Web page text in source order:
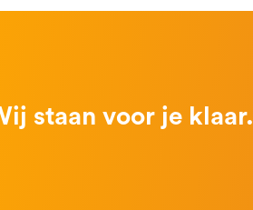
staan voor je klaar.